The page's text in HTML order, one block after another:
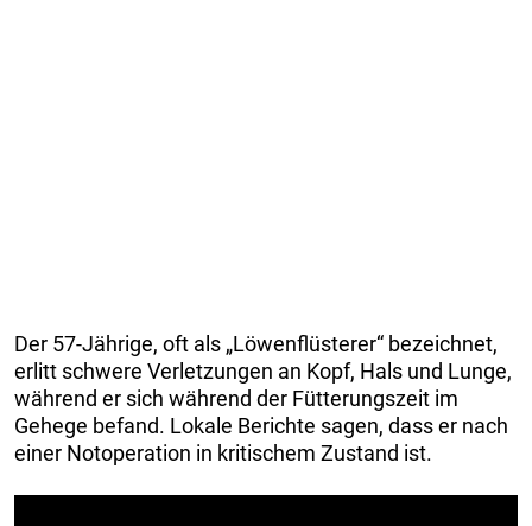
Der 57-Jährige, oft als „Löwenflüsterer“ bezeichnet,
erlitt schwere Verletzungen an Kopf, Hals und Lunge,
während er sich während der Fütterungszeit im
Gehege befand. Lokale Berichte sagen, dass er nach
einer Notoperation in kritischem Zustand ist.